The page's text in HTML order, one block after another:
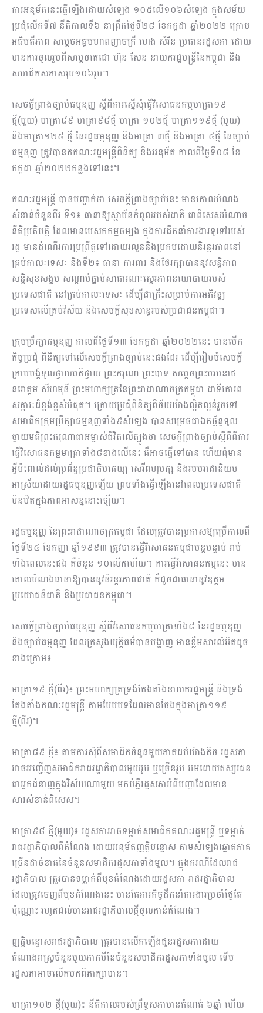
ការអនុម័តនេះធ្វើឡើងដោយសំឡេង ១០៥លើ១០៦សំឡេង ក្នុងសម័យ
ប្រជុំលើកទី៧ នីតិកាលទី៦ នាព្រឹកថ្ងៃទី២៨ ខែកក្កដា ឆ្នាំ២០២២ ក្រោម
អធិបតីភាព សម្តេចអគ្គមហាពញាចក្រី ហេង សំរិន ប្រធានរដ្ឋសភា ដោយ
មានការចូលរួមពីសម្តេចតេជោ ហ៊ុន សែន នាយករដ្ឋមន្រ្តីនៃកម្ពុជា និង
សមាជិកសភាសរុប១០៦រូប។
សេចក្តីព្រាងច្បាប់ធម្មនុញ្ញ ស្តីពីការស្នើសុំធ្វើវិសោធនកម្មមាត្រា១៩
ថ្មី(មួយ) មាត្រា៨៩ មាត្រា៩៨ថ្មី មាត្រា ១០២ថ្មី មាត្រា១១៩ថ្មី (មួយ)
និងមាត្រា១២៥ ថ្មី នៃរដ្ឋធម្មនុញ្ញ និងមាត្រា ៣ថ្មី និងមាត្រា ៤ថ្មី នៃច្បាប់
ធម្មនុញ្ញ ត្រូវបានគគណៈរដ្ឋមន្ត្រីពិនិត្យ និងអនុម័ត កាលពីថ្ងៃទី០៨ ខែ
កក្កដា ឆ្នាំ២០២២កន្លងទៅនេះ។
គណៈរដ្ឋមន្ត្រី បានបញ្ជាក់ថា សេចក្តីព្រាងច្បាប់នេះ មានគោលបំណង
សំខាន់ចំនួនពីរ ទី១៖ ធានាឱ្យស្ថាប័នកំពូលរបស់ជាតិ ជាពិសេសអំណាច
នីតិប្រតិបត្តិ ដែលមានបេសកកម្មចម្បង ក្នុងការដឹកនាំការងារទូទៅរបស់
រដ្ឋ មានដំណើរការប្រព្រឹត្តទៅដោយរលូននិងប្រកបដោយនិរន្តរភាពនៅ
គ្រប់កាលៈទេសៈ និងទី២៖ ធានា ការពារ និងថែរក្សាបាននូវសន្តិភាព
សន្តិសុខសង្គម សណ្ដាប់ធ្នាប់សាធារណៈស្ថេរភាពនយោបាយរបស់
ប្រទេសជាតិ នៅគ្រប់កាលៈទេសៈ ដើម្បីជាគ្រឹះសម្រាប់ការអភិវឌ្ឍ
ប្រទេសលើគ្រប់វិស័យ និងសេចក្តីសុខសាន្តរបស់ប្រជាជនកម្ពុជា។
ក្រុមប្រឹក្សាធម្មនុញ្ញ កាលពីថ្ងៃទី១៣ ខែកក្កដា ឆ្នាំ២០២២នេះ បានបើក
កិច្ចប្រជុំ ពិនិត្យទៅលើសេចក្តីព្រាងច្បាប់នេះផងដែរ ដើម្បីរៀបចំសេចក្តី
ក្រាបបង្គំទូលថ្វាយមតិថ្វាយ ព្រះករុណា ព្រះបាទ សម្តេចព្រះបរមនាថ
នរោត្តម សីហមុនី ព្រះមហាក្សត្រនៃព្រះរាជាណាចក្រកម្ពុជា ជាទីគោរព
សក្ការៈដ៏ខ្ពង់ខ្ពស់បំផុត។ ក្រោយប្រជុំពិនិត្យពិច័យយ៉ាងល្អិតល្អន់រួចទៅ
សមាជិកក្រុមប្រឹក្សាធម្មនុញ្ញទាំង៩សំឡេង បានសម្រេចជាឯកច្ឆ័ន្ទទូល
ថ្វាយមតិព្រះករុណាជាអម្ចាស់ជីវិតលើត្បូងថា សេចក្តីព្រាងច្បាប់ស្តីពីពីការ
ធ្វើវិសោធនកម្មមាត្រាទាំង៨ខាងលើនេះ គឺអាចធ្វើទៅបាន ហើយពុំមាន
អ្វីប៉ះពាល់ដល់ប្រព័ន្ធប្រជាធិបតេយ្យ សេរីពហុបក្ស និងរបបរាជានិយម
អាស្រ័យដោយរដ្ឋធម្មនុញ្ញឡើយ ព្រមទាំងធ្វើឡើងនៅពេលប្រទេសជាតិ
មិនឋិតក្នុងភាពអាសន្ននោះឡើយ។
រដ្ឋធម្មនុញ្ញ នៃព្រះរាជាណាចក្រកម្ពុជា ដែលត្រូវបានប្រកាសឱ្យប្រើកាលពី
ថ្ងៃទី២៤ ខែកញ្ញា ឆ្នាំ១៩៩៣ ត្រូវបានធ្វើវិសោធនកម្មជាបន្តបន្ទាប់ រាប់
ទាំងពេលនេះផង គឺចំនួន ១០លើកហើយ។ ការធ្វើវិសោធនកម្មនេះ មាន
គោលបំណងធានាឱ្យបាននូវនិរន្តរភាពជាតិ ក៏ដូចជាធានានូវឧត្តម
ប្រយោជន៍ជាតិ និងប្រជាជនកម្ពុជា។
សេចក្តីព្រាងច្បាប់ធម្មនុញ្ញ ស្តីពីវិសោធនកម្មមាត្រាទាំង៨ នៃរដ្ឋធម្មនុញ្ញ
និងច្បាប់ធម្មនុញ្ញ ដែលក្រសួងយុត្តិធម៌បានបង្ហាញ មានខ្លឹមសារលំអិតដូច
ខាងក្រោម៖
មាត្រា១៩ ថ្មី(ពីរ)៖ ព្រះមហាក្សត្រទ្រង់តែងតាំងនាយករដ្ឋមន្ត្រី និងទ្រង់
តែងតាំងគណៈរដ្ឋមន្ត្រី តាមបែបបទដែលមានចែងក្នុងមាត្រា១១៩
ថ្មី(ពីរ)។
មាត្រា៨៩ ថ្មី៖ តាមការសុំពីសមាជិកចំនួនមួយភាគដប់យ៉ាងតិច រដ្ឋសភា
អាចអញ្ជើញសមាជិករាជរដ្ឋាភិបាលមួយរូប ឬច្រើនរូប អមដោយឥស្សរជន
ជាអ្នកជំនាញក្នុងវិស័យណាមួយ មកបំភ្លឺរដ្ឋសភាអំពីបញ្ហាដែលមាន
សារសំខាន់ពិសេស។
មាត្រា៩៨ ថ្មី(មួយ)៖ រដ្ឋសភាអាចទម្លាក់សមាជិកគណៈរដ្ឋមន្ត្រី ឬទម្លាក់
រាជរដ្ឋាភិបាលពីតំណែង ដោយអនុម័តញត្តិបន្ទោស តាមសំឡេងឆ្នោតភាគ
ច្រើនដាច់ខាតនៃចំនួនសមាជិករដ្ឋសភាទាំងមូល។ ក្នុងករណីដែលរាជ
រដ្ឋាភិបាល ត្រូវបានទម្លាក់ពីមុខតំណែងដោយរដ្ឋសភា រាជរដ្ឋាភិបាល
ដែលត្រូវចេញពីមុខតំណែងនេះ មានតែភារកិច្ចដឹកនាំការងារប្រចាំថ្ងៃតែ
ប៉ុណ្ណោះ រហូតដល់មានរាជរដ្ឋាភិបាលថ្មីចូលកាន់តំណែង។
ញត្តិបន្ទោសរាជរដ្ឋាភិបាល ត្រូវបានលើកឡើងជូនរដ្ឋសភាដោយ
តំណាងរាស្ត្រចំនួនមួយភាគបីនៃចំនួនសមាជិករដ្ឋសភាទាំងមូល ទើប
រដ្ឋសភាអាចលើកមកពិភាក្សាបាន។
មាត្រា១០២ ថ្មី(មួយ)៖ នីតិកាលរបស់ព្រឹទ្ធសភាមានកំណត់ ៦ឆ្នាំ ហើយ